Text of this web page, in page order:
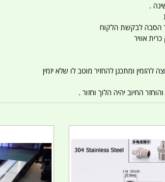
.
הסבה לבקשת הלקוח
אוויר
להזמין ומתכנן להחזיר מוטב לו שלא יזמין
החיוב יהיה הלוך וחזור .